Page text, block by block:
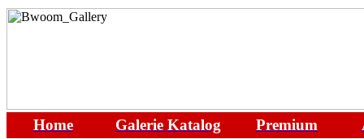
Home Galerie Katalog Premium